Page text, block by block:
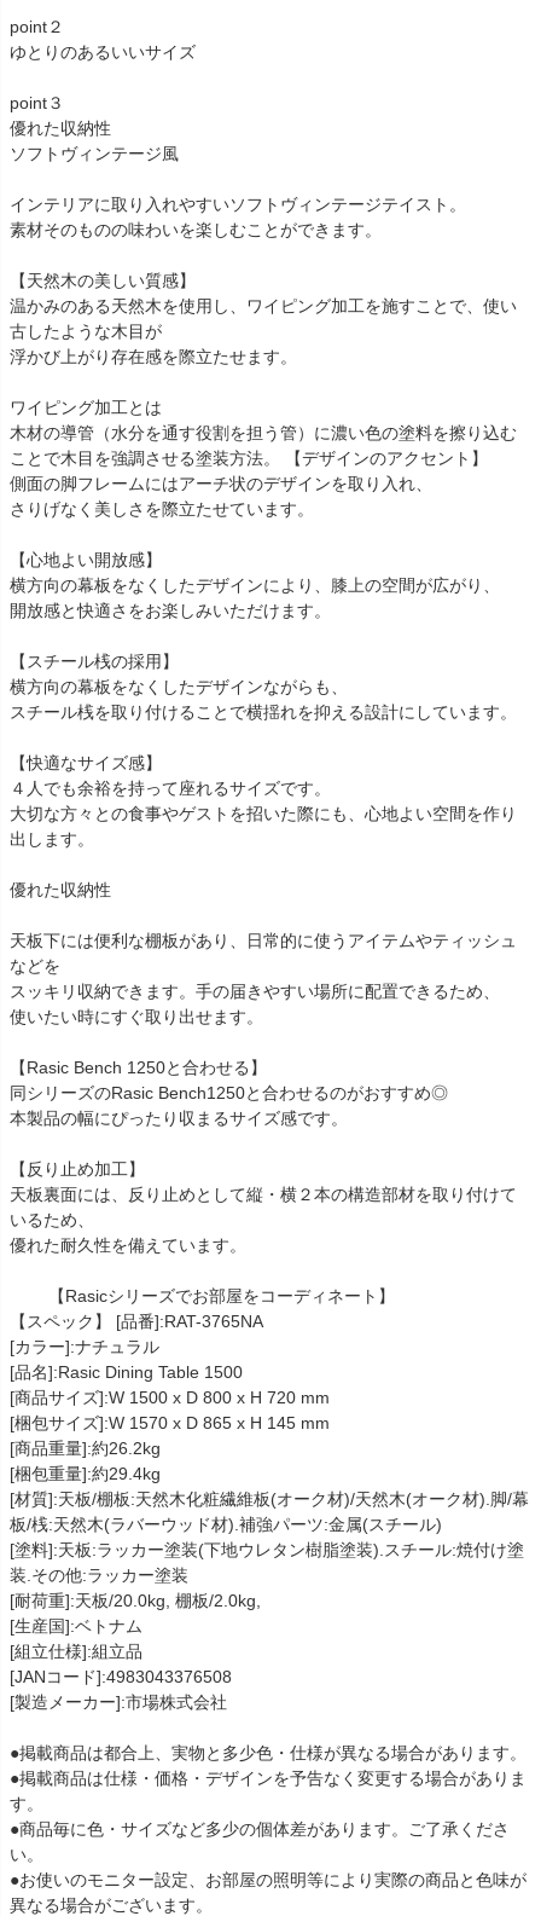
point２
ゆとりのあるいいサイズ
point３
優れた収納性
ソフトヴィンテージ風
インテリアに取り入れやすいソフトヴィンテージテイスト。
素材そのものの味わいを楽しむことができます。
【天然木の美しい質感】
温かみのある天然木を使用し、ワイピング加工を施すことで、使い
古したような木目が
浮かび上がり存在感を際立たせます。
ワイピング加工とは
木材の導管（水分を通す役割を担う管）に濃い色の塗料を擦り込む
ことで木目を強調させる塗装方法。 【デザインのアクセント】
側面の脚フレームにはアーチ状のデザインを取り入れ、
さりげなく美しさを際立たせています。
【心地よい開放感】
横方向の幕板をなくしたデザインにより、膝上の空間が広がり、
開放感と快適さをお楽しみいただけます。
【スチール桟の採用】
横方向の幕板をなくしたデザインながらも、
スチール桟を取り付けることで横揺れを抑える設計にしています。
【快適なサイズ感】
４人でも余裕を持って座れるサイズです。
大切な方々との食事やゲストを招いた際にも、心地よい空間を作り
出します。
優れた収納性
天板下には便利な棚板があり、日常的に使うアイテムやティッシュ
などを
スッキリ収納できます。手の届きやすい場所に配置できるため、
使いたい時にすぐ取り出せます。
【Rasic Bench 1250と合わせる】
同シリーズのRasic Bench1250と合わせるのがおすすめ◎
本製品の幅にぴったり収まるサイズ感です。
【反り止め加工】
天板裏面には、反り止めとして縦・横２本の構造部材を取り付けて
いるため、
優れた耐久性を備えています。
【Rasicシリーズでお部屋をコーディネート】
【スペック】 [品番]:RAT-3765NA
[カラー]:ナチュラル
[品名]:Rasic Dining Table 1500
[商品サイズ]:W 1500 x D 800 x H 720 mm
[梱包サイズ]:W 1570 x D 865 x H 145 mm
[商品重量]:約26.2kg
[梱包重量]:約29.4kg
[材質]:天板/棚板:天然木化粧繊維板(オーク材)/天然木(オーク材).脚/幕
板/桟:天然木(ラバーウッド材).補強パーツ:金属(スチール)
[塗料]:天板:ラッカー塗装(下地ウレタン樹脂塗装).スチール:焼付け塗
装.その他:ラッカー塗装
[耐荷重]:天板/20.0kg, 棚板/2.0kg,
[生産国]:ベトナム
[組立仕様]:組立品
[JANコード]:4983043376508
[製造メーカー]:市場株式会社
●掲載商品は都合上、実物と多少色・仕様が異なる場合があります。
●掲載商品は仕様・価格・デザインを予告なく変更する場合がありま
す。
●商品毎に色・サイズなど多少の個体差があります。ご了承くださ
い。
●お使いのモニター設定、お部屋の照明等により実際の商品と色味が
異なる場合がございます。